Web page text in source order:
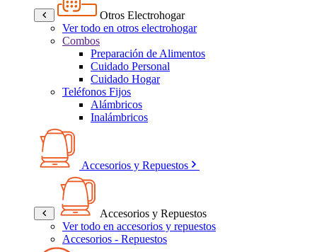
Otros Electrohogar
Ver todo en otros electrohogar
Combos
Preparación de Alimentos
Cuidado Personal
Cuidado Hogar
Teléfonos Fijos
Alámbricos
Inalámbricos
Accesorios y Repuestos
Accesorios y Repuestos
Ver todo en accesorios y repuestos
Accesorios - Repuestos